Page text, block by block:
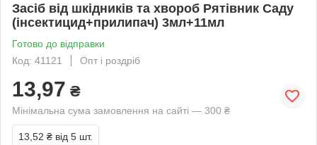
Засіб від шкідників та хвороб Рятівник Саду
(інсектицид+прилипач) 3мл+11мл
Готово до відправки
Код: 41121
Опт і роздріб
13,97 ₴
Мінімальна сума замовлення на сайті — 300 ₴
13,52 ₴ від 5 шт.